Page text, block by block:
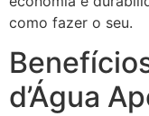
como fazer o seu.
d’Água